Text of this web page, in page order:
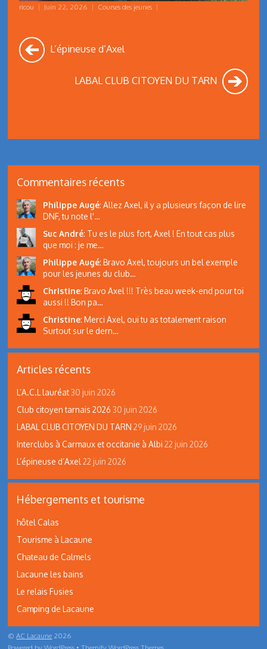
ricou | Juin 22, 2026 | Courses des jeunes |
L’épineuse d’Axel
LABAL CLUB CITOYEN DU TARN
Commentaires récents
Philippe Augé: Allez Axel, il y a plusieurs façon de lire
DNF, tu note l'…
Suc André: Tu es le plus fort, Axel ! En tout cas plus
que moi : je me…
Philippe Augé: Bravo Axel, toujours un bel exemple
pour les jeunes du club…
Christine: Bravo Axel !!! Très beau week-end pour toi
aussi !! Bon pa…
Christine: Merci Axel, oui tu as totalement raison
Surtout sur le dern…
Articles récents
L’A.C.L lauréat 30 juin 2026
Club citoyen tarnais 2026 30 juin 2026
LABAL CLUB CITOYEN DU TARN 29 juin 2026
Interclubs à Carmaux et occitanie à Albi 22 juin 2026
L’épineuse d’Axel 22 juin 2026
Hébergements et tourisme
hôtel Calas
Tourisme à Lacaune
Chateau de Calmels
Lacaune les bains
Le relais Fusies
Camping de Lacaune
©AC Lacaune 2026